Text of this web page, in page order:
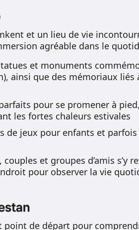
et un lieu de vie
agréable dans le
et monuments
ainsi que des mémoriaux liés
pour se promener à
les fortes chaleurs estivales
de jeux pour enfants et
couples et groupes d’amis s’y
pour observer la vie
de départ pour